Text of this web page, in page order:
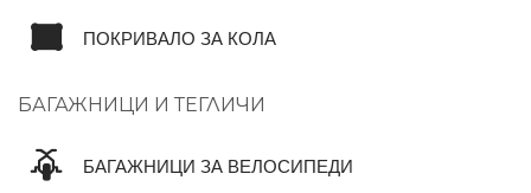
ПОКРИВАЛО ЗА КОЛА
БАГАЖНИЦИ И ТЕГЛИЧИ
БАГАЖНИЦИ ЗА ВЕЛОСИПЕДИ